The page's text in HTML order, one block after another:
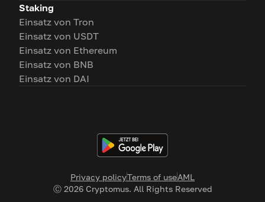
Privacy policyTerms of useAML
Ⓒ 2026Cryptomus. All Rights Reserved
Staking
Einsatz von Tron
Einsatz von USDT
Einsatz von Ethereum
Einsatz von BNB
Einsatz von DAI